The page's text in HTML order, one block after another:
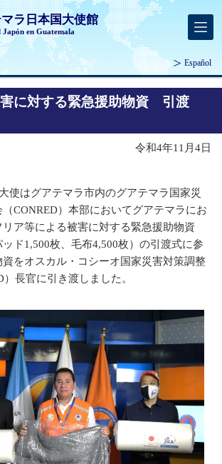
ラ日本国大使館
Japón en Guatemala
Español
に対する緊急援助物資 引渡
令和4年11月4日
使はグアテマラ市内のグアテマラ国家災
CONRED）本部においてグアテマラにお
ア等による被害に対する緊急援助物資
ッド1,500枚、毛布4,500枚）の引渡式に参
をオスカル・コシーオ国家災害対策調整
長官に引き渡しました。